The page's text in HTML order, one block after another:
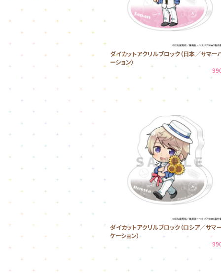
ダイカットアクリルブロック（日本／サマー
ーション）
ダイカットアクリルブロック（ロシア／サマ
ケーション）